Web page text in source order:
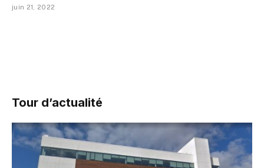
juin 21, 2022
Tour d’actualité